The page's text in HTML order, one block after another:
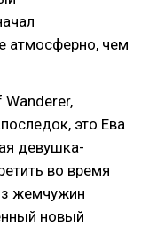
атмосферно, чем
это Ева
девушка-
во время
жемчужин
новый